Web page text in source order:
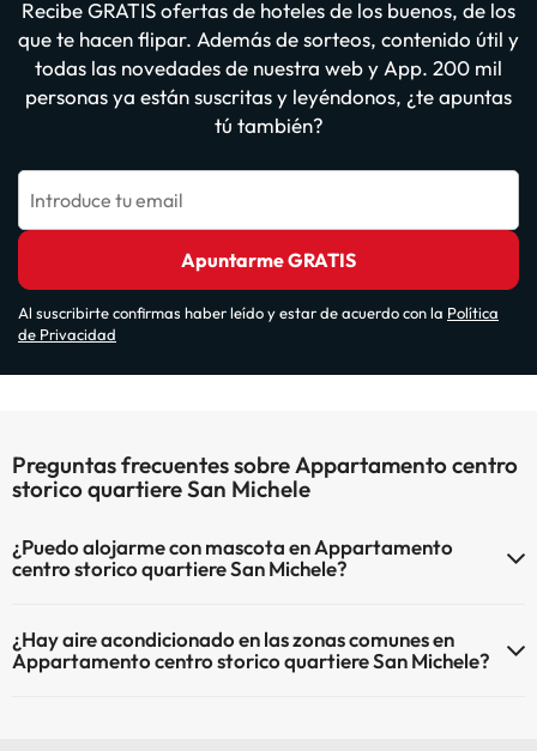
Recibe GRATIS ofertas de hoteles de los buenos, de los
que te hacen flipar. Además de sorteos, contenido útil y
todas las novedades de nuestra web y App. 200 mil
personas ya están suscritas y leyéndonos, ¿te apuntas
tú también?
Introduce tu email
Apuntarme GRATIS
Al suscribirte confirmas haber leído y estar de acuerdo con la Política
de Privacidad
Preguntas frecuentes sobre Appartamento centro
storico quartiere San Michele
¿Puedo alojarme con mascota en Appartamento
centro storico quartiere San Michele?
mascotas (previa petición y de pago directo en hotel). Consulta las
condiciones.
¿Hay aire acondicionado en las zonas comunes en
Appartamento centro storico quartiere San Michele?